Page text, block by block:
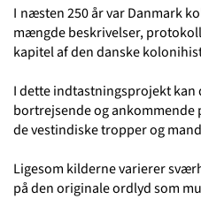
I næsten 250 år var Danmark
mængde beskrivelser,
kapitel af den danske
I dette indtastningsprojekt
bortrejsende og
de vestindiske tropper og
Ligesom kilderne varierer
på den originale ordlyd som